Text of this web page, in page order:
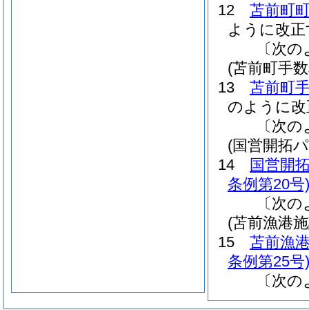
12
苫前町
ように改
〔次
(苫前町手
13
苫前町
のように
〔次
(国営開拓
14
国営開
条例第20号)
〔次
(苫前漁港
15
苫前漁
条例第25号)
〔次